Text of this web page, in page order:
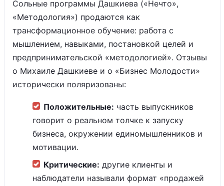
Сольные программы Дашкиева («Нечто»,
«Методология») продаются как
трансформационное обучение: работа с
мышлением, навыками, постановкой целей и
предпринимательской «методологией». Отзывы
о Михаиле Дашкиеве и о «Бизнес Молодости»
исторически поляризованы:
Положительные: часть выпускников
говорит о реальном толчке к запуску
бизнеса, окружении единомышленников и
мотивации.
Критические: другие клиенты и
наблюдатели называли формат «продажей